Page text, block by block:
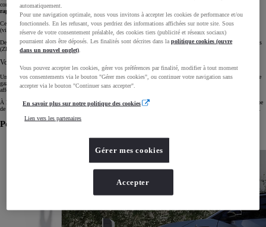
conducteurs. Elle bénéficie d’une
rapide
grâce à un réseau de stations-service très dense.
Cependant, soncoût d’usageresteélevéen raison duprix du carburantet d’unentretien plus fréquent
(vidanges, courroies, filtres).
De plus, lesémissions de CO₂ élevéesd’une voiture essence limitent son accès aux zones à faibles émissions
(ZFE). Enfin, sa conduite implique une
Voiture thermique : quel impact environnemental ?
Une voiture thermique émet dudioxyde de carbone (CO₂) à chaque utilisation, augmentant les émissions de
gaz à effet de serre. Elle rejette également des
polluants atmosphériques
affectant la qualité de l’air, en particulier en zone urbaine. Ces émissions ont des effets sanitaires notables.
À l’échelle du cycle de vie,l’impact environnementalreste élevé, notamment en phase d’utilisation. Ce type
de motorisation est de plus en plus restreint dans les zones à faibles émissions (ZFE) en France et en Europe.
Pourquoi choisir une voiture électrique ?
automatiquement.
Pour une navigation optimale, nous vous invitons à accepter les cookies de performance et/ou
fonctionnels. En les refusant, vous perdriez des informations affichées sur notre site. Sous
réserve de votre consentement préalable, des cookies tiers (publicité et réseaux sociaux)
pourraient alors être déposés. Les finalités sont décrites dans lapolitique cookies (ouvre
dans un nouvel onglet)
Vous pouvez accepter les cookies, gérer vos préférences par finalité, modifier à tout moment
vos consentements via le bouton "Gérer mes cookies", ou continuer votre navigation sans
accepter via le bouton "Continuer sans accepter".
En savoir plus sur notre politique des cookies
Lien vers les partenaires
Gérer mes cookies
Accepter